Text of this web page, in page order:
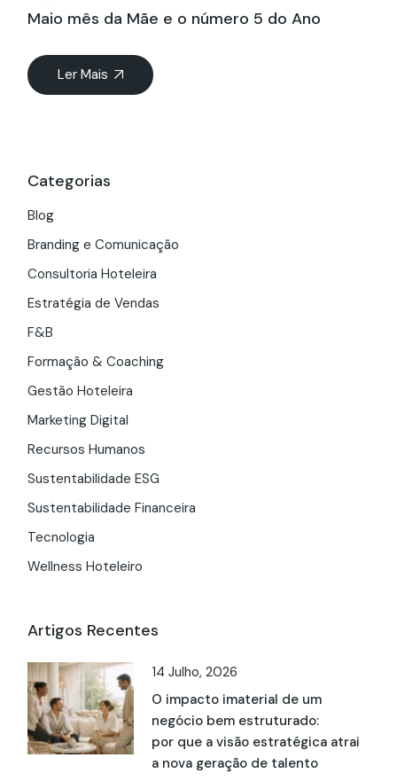
Maio mês da Mãe e o número 5 do Ano
Ler Mais
Categorias
Blog
Branding e Comunicação
Consultoria Hoteleira
Estratégia de Vendas
F&B
Formação & Coaching
Gestão Hoteleira
Marketing Digital
Recursos Humanos
Sustentabilidade ESG
Sustentabilidade Financeira
Tecnologia
Wellness Hoteleiro
Artigos Recentes
14 Julho, 2026
O impacto imaterial de um
negócio bem estruturado:
por que a visão estratégica atrai
a nova geração de talento